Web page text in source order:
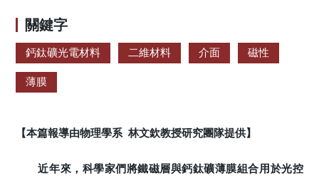
關鍵字
鈣鈦礦光電材料 二維材料 介面 磁性
薄膜
【本篇報導由物理學系 林文欽教授研究團隊提供】
近年來，科學家們將鐵磁層與鈣鈦礦薄膜組合用於光控